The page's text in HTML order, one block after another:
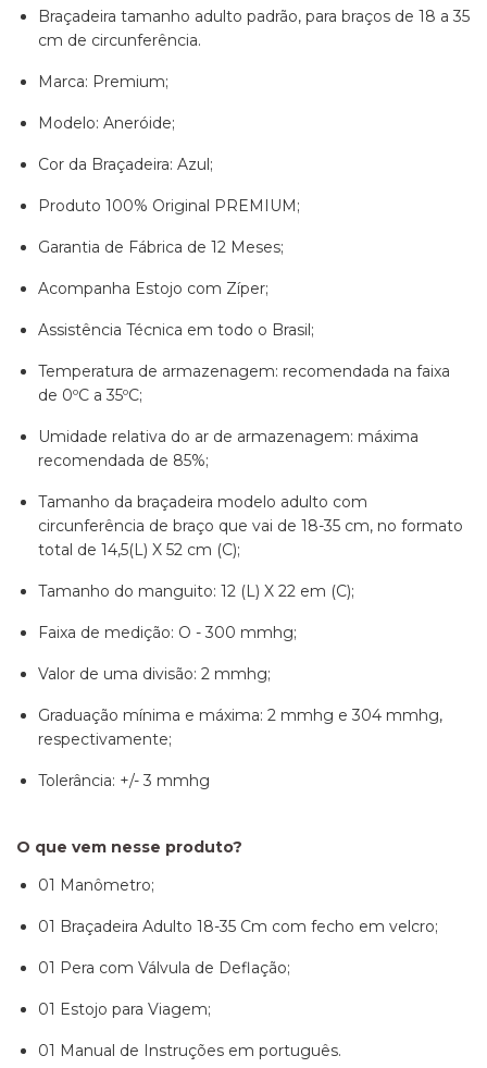
Braçadeira tamanho adulto padrão, para braços de 18 a 35
cm de circunferência.
Marca: Premium;
Modelo: Aneróide;
Cor da Braçadeira: Azul;
Produto 100% Original PREMIUM;
Garantia de Fábrica de 12 Meses;
Acompanha Estojo com Zíper;
Assistência Técnica em todo o Brasil;
Temperatura de armazenagem: recomendada na faixa
de 0ºC a 35ºC;
Umidade relativa do ar de armazenagem: máxima
recomendada de 85%;
Tamanho da braçadeira modelo adulto com
circunferência de braço que vai de 18-35 cm, no formato
total de 14,5(L) X 52 cm (C);
Tamanho do manguito: 12 (L) X 22 em (C);
Faixa de medição: O - 300 mmhg;
Valor de uma divisão: 2 mmhg;
Graduação mínima e máxima: 2 mmhg e 304 mmhg,
respectivamente;
Tolerância: +/- 3 mmhg
O que vem nesse produto?
01 Manômetro;
01 Braçadeira Adulto 18-35 Cm com fecho em velcro;
01 Pera com Válvula de Deflação;
01 Estojo para Viagem;
01 Manual de Instruções em português.